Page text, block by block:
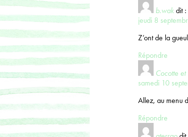
b.wak dit :
jeudi 8
Z’ont de la
Répondre
Cocotte et
samedi 10
Allez, au menu
Répondre